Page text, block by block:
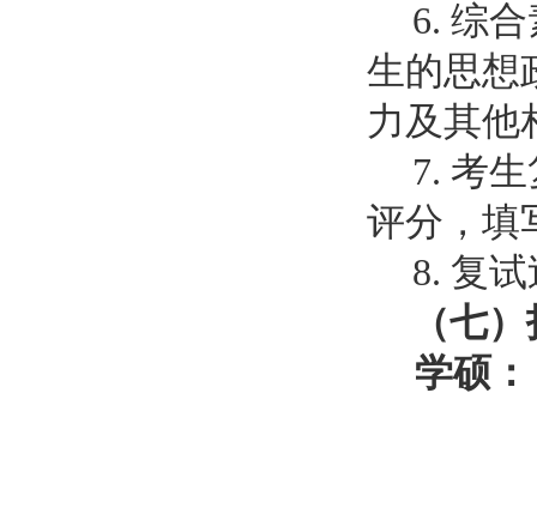
6. 综
生的思想
力及其他
7. 考
评分，填
8. 复
（七）
学硕：